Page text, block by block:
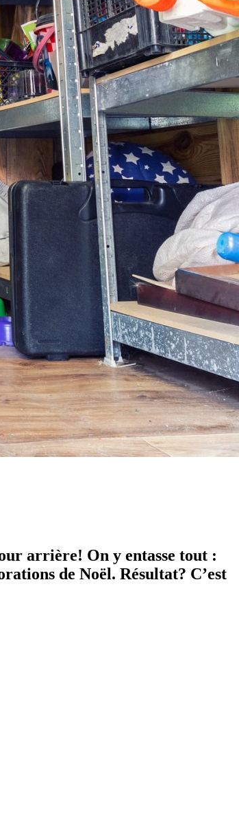
arrière! On y entasse tout :
de Noël. Résultat? C’est